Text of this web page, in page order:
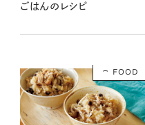
ごはんのレシピ
FOOD